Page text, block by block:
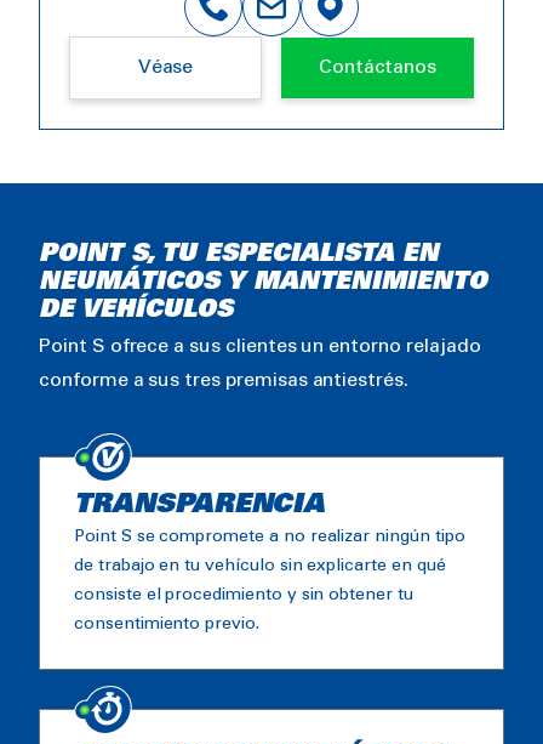
Véase Contáctanos
POINT S, TU ESPECIALISTA EN
NEUMÁTICOS Y MANTENIMIENTO
DE VEHÍCULOS
Point S ofrece a sus clientes un entorno relajado
conforme a sus tres premisas antiestrés.
TRANSPARENCIA
Point S se compromete a no realizar ningún tipo
de trabajo en tu vehículo sin explicarte en qué
consiste el procedimiento y sin obtener tu
consentimiento previo.